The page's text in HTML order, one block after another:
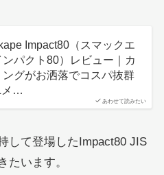
あわせて読みたい
Impact80（スマックエ
ンパクト80）レビュー｜カ
ングがお洒落でコスパ抜群
メ…
して登場したImpact80 JIS
たいます。